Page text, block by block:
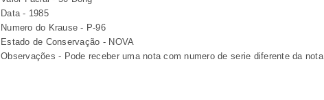
Data - 1985
Numero do Krause - P-96
Estado de Conservação - NOVA
Observações - Pode receber uma nota com numero de serie diferente da